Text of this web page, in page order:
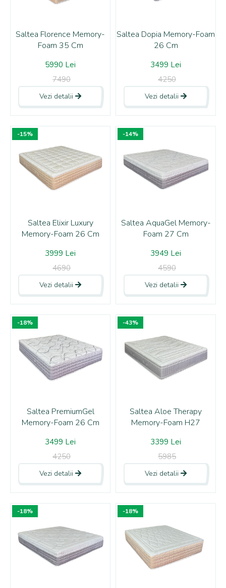
Saltea Florence Memory-
Foam 35 Cm
5990 Lei
7490
Vezi detalii
Saltea Dopia Memory-Foam
26 Cm
3499 Lei
4250
Vezi detalii
-15%
Saltea Elixir Luxury
Memory-Foam 26 Cm
3999 Lei
4690
Vezi detalii
-14%
Saltea AquaGel Memory-
Foam 27 Cm
3949 Lei
4590
Vezi detalii
-18%
Saltea PremiumGel
Memory-Foam 26 Cm
3499 Lei
4250
Vezi detalii
-43%
Saltea Aloe Therapy
Memory-Foam H27
3399 Lei
5985
Vezi detalii
-18% -18%